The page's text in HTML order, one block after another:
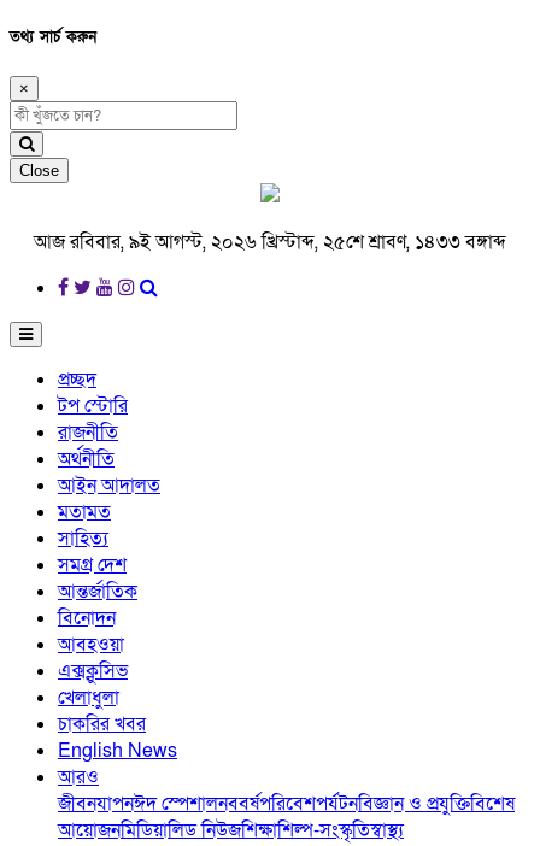
তথ্য সার্চ করুন
×
Close
আজ রবিবার, ৯ই আগস্ট, ২০২৬ খ্রিস্টাব্দ, ২৫শে শ্রাবণ, ১৪৩৩ বঙ্গাব্দ
প্রচ্ছদ
টপ স্টোরি
রাজনীতি
অর্থনীতি
আইন আদালত
মতামত
সাহিত্য
সমগ্র দেশ
আন্তর্জাতিক
বিনোদন
আবহওয়া
এক্সক্লুসিভ
খেলাধুলা
চাকরির খবর
English News
আরও
জীবনযাপনঈদ স্পেশালনববর্ষপরিবেশপর্যটনবিজ্ঞান ও প্রযুক্তিবিশেষ
আয়োজনমিডিয়ালিড নিউজশিক্ষাশিল্প-সংস্কৃতিস্বাস্থ্য